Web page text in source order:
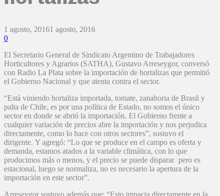
1 agosto, 20161 agosto, 2016
0
El Secretario General de Sindicato Argentino de Trabajadores
Horticultores y Agrarios (SATHA), Gustavo Arreseygor, conversó
con Radio La Plata sobre la importación de hortalizas que permitió
el Gobierno Nacional y que atenta contra el sector.
“Está viniendo hortaliza importada, tomate, zanahoria de Brasil y
palta de Chile, es por una política de Estado, no somos el único
sector en donde se abrió la importación. El Gobierno frente a
cualquier variación de precios abre la importación y nos perjudica
directamente, como lo hace con otros sectores”, sostuvo el
dirigente. Y agregó: “Lo que se produce en el campo es oferta y
demanda, estamos atados a la variable climática, con lo que
producimos más o menos, y el precio se puede disparar pero es
estacional, luego se normaliza, no es necesario la apertura de la
importación en este sector”.